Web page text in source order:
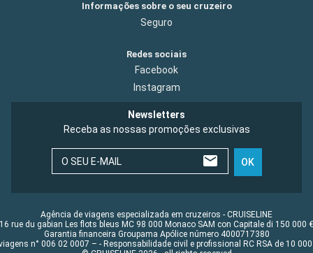
Informações sobre o seu cruzeiro
Seguro
Redes sociais
Facebook
Instagram
Newsletters
Receba as nossas promoções exclusivas
O SEU E-MAIL OK
Agência de viagens especializada em cruzeiros - CRUISELINE
16 rue du gabian Les flots bleus MC 98 000 Monaco SAM con Capitale di 150 000 €
Garantia financeira Groupama Apólice número 4000717380
n° 006 02 0007 – - Responsabilidade civil e profissional RC RSA de 10 000